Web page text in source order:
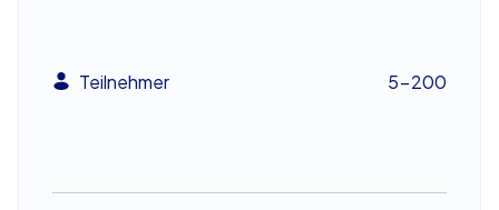
Event für Gesprächsstoff sorgen werden. Dank der
einem Besuch auf dem Kölner Weihnachtsmarkt oder
Teilnehmer 5-200